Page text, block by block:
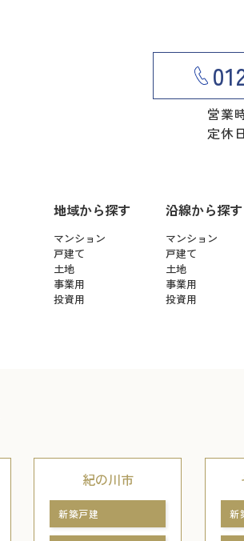
営業
定休
地域から探す
マンション
戸建て
土地
事業用
投資用
沿線から探す
マンション
戸建て
土地
事業用
投資用
紀の川市
新築戸建 新